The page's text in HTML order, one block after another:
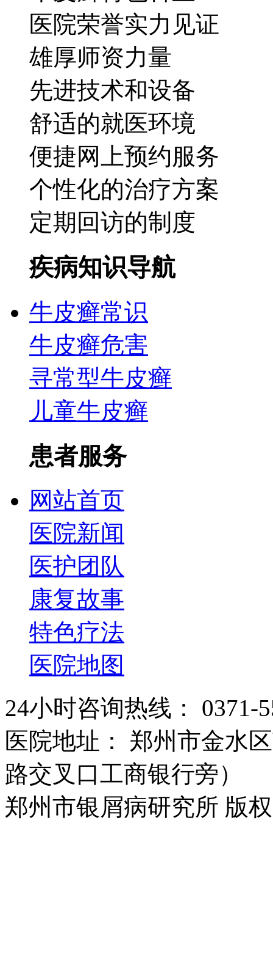
医院荣誉实力见证
雄厚师资力量
先进技术和设备
舒适的就医环境
便捷网上预约服务
个性化的治疗方案
定期回访的制度
疾病知识导航
牛皮癣常识
牛皮癣危害
寻常型牛皮癣
儿童牛皮癣
患者服务
网站首页
医院新闻
医护团队
康复故事
特色疗法
医院地图
24小时咨询热线： 0371-
医院地址： 郑州市金水
路交叉口工商银行旁）
郑州市银屑病研究所 版